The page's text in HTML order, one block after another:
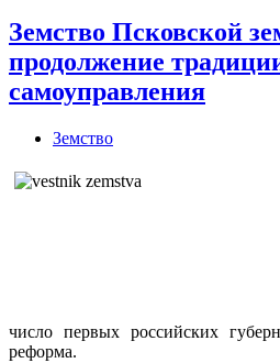
Земство Псковской
продолжение
самоуправления
Земство
число первых российских
реформа.